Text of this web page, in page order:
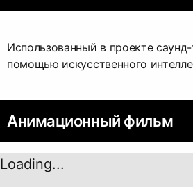
Использованный в проекте
помощью искусственного
Анимационный фильм
Loading...